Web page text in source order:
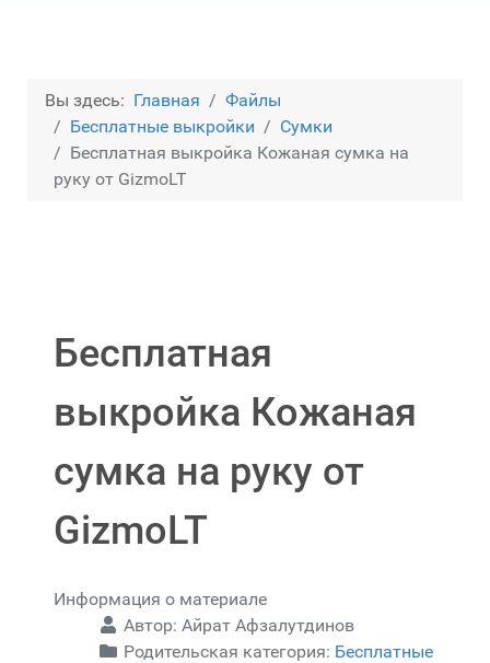
Вы здесь: Главная
Файлы
Бесплатные выкройки
Сумки
Бесплатная выкройка Кожаная сумка на
руку от GizmoLT
Бесплатная
выкройка Кожаная
сумка на руку от
GizmoLT
Информация о материале
Автор: Айрат Афзалутдинов
Родительская категория: Бесплатные